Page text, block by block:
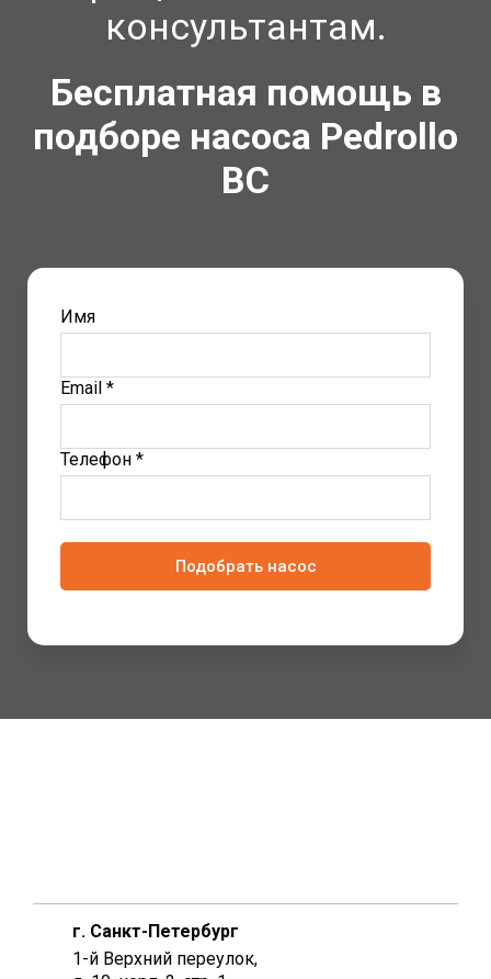
консультантам.
Бесплатная помощь в
подборе насоса Pedrollo
BC
Имя
Email *
Телефон *
Подобрать насос
г. Санкт-Петербург
1-й Верхний переулок,